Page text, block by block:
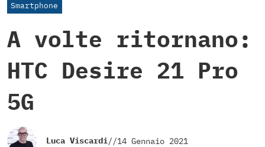
Smartphone
A volte ritornano:
HTC Desire 21 Pro
5G
Luca Viscardi//14 Gennaio 2021